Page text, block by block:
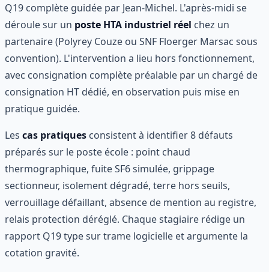
Q19 complète guidée par Jean-Michel. L'après-midi se
déroule sur un poste HTA industriel réel chez un
partenaire (Polyrey Couze ou SNF Floerger Marsac sous
convention). L'intervention a lieu hors fonctionnement,
avec consignation complète préalable par un chargé de
consignation HT dédié, en observation puis mise en
pratique guidée.
Les cas pratiques consistent à identifier 8 défauts
préparés sur le poste école : point chaud
thermographique, fuite SF6 simulée, grippage
sectionneur, isolement dégradé, terre hors seuils,
verrouillage défaillant, absence de mention au registre,
relais protection déréglé. Chaque stagiaire rédige un
rapport Q19 type sur trame logicielle et argumente la
cotation gravité.